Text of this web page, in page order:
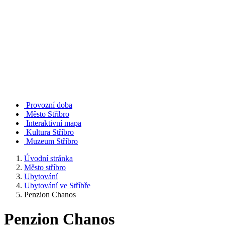
Provozní doba
Město Stříbro
Interaktivní mapa
Kultura Stříbro
Muzeum Stříbro
Úvodní stránka
Město stříbro
Ubytování
Ubytování ve Stříbře
Penzion Chanos
Penzion Chanos